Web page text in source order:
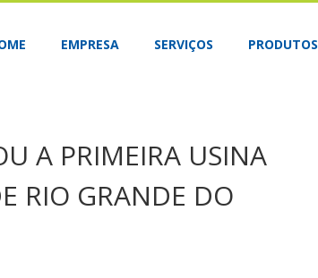
EMPRESA SERVIÇOS PRODUTOS
A PRIMEIRA USINA
RIO GRANDE DO